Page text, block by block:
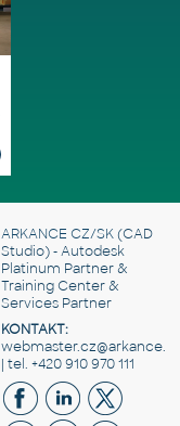
ARKANCE CZ/SK(CAD
Studio) - Autodesk
Platinum Partner &
Training Center &
Services Partner
KONTAKT:
| tel. +420 910 970 111